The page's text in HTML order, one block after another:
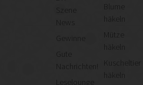
News
Gute
Nachrichten!
Leselounge
häkeln
Mütze
häkeln
Kuscheltier